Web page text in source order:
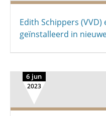
Edith Schippers (VVD)
geïnstalleerd in
6 jun
2023